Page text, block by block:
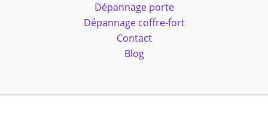
Dépannage porte
Dépannage coffre-fort
Contact
Blog